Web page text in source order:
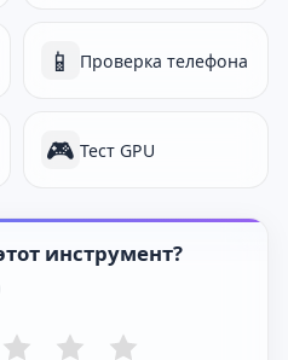
📱 Проверка телефона
🎮 Тест GPU
инструмент?